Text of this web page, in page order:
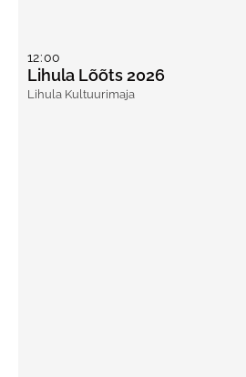
12:00
Lihula Lõõts 2026
Lihula Kultuurimaja